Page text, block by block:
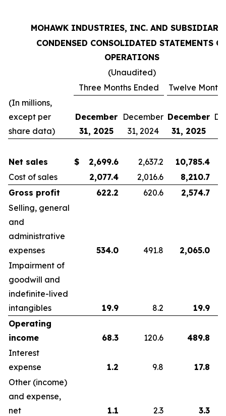
MOHAWK INDUSTRIES, INC. AND
CONDENSED CONSOLIDATED STATEMENTS
OPERATIONS
(Unaudited)
Three Months Ended
Twelve
(In millions,
except per
share data)
December
31, 2025
December
31, 2024
December
31, 2025
Net sales $ 2,699.6 2,637.2 10,785.4
Cost of sales
2,077.4 2,016.6
8,210.7
Gross profit
622.2 620.6
2,574.7
Selling, general
and
administrative
expenses
534.0 491.8
2,065.0
Impairment of
goodwill and
indefinite-lived
intangibles
19.9 8.2
19.9
Operating
income
68.3 120.6
489.8
Interest
expense
1.2 9.8
17.8
Other (income)
and expense,
net
1.1 2.3
3.3